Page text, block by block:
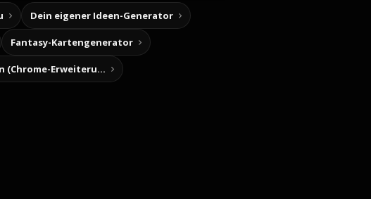
Dein eigener Ideen-Generator
Fantasy-Kartengenerator
Story-Notizen (Chrome-Erweiterung)